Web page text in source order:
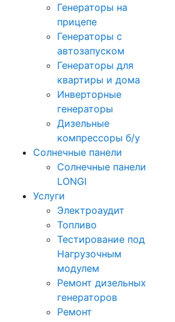
Генераторы на
прицепе
Генераторы с
автозапуском
Генераторы для
квартиры и дома
Инверторные
генераторы
Дизельные
компрессоры б/у
Солнечные панели
Солнечные панели
LONGI
Услуги
Электроаудит
Топливо
Тестирование под
Нагрузочным
модулем
Ремонт дизельных
генераторов
Ремонт